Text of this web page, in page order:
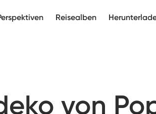
Reisealben
von